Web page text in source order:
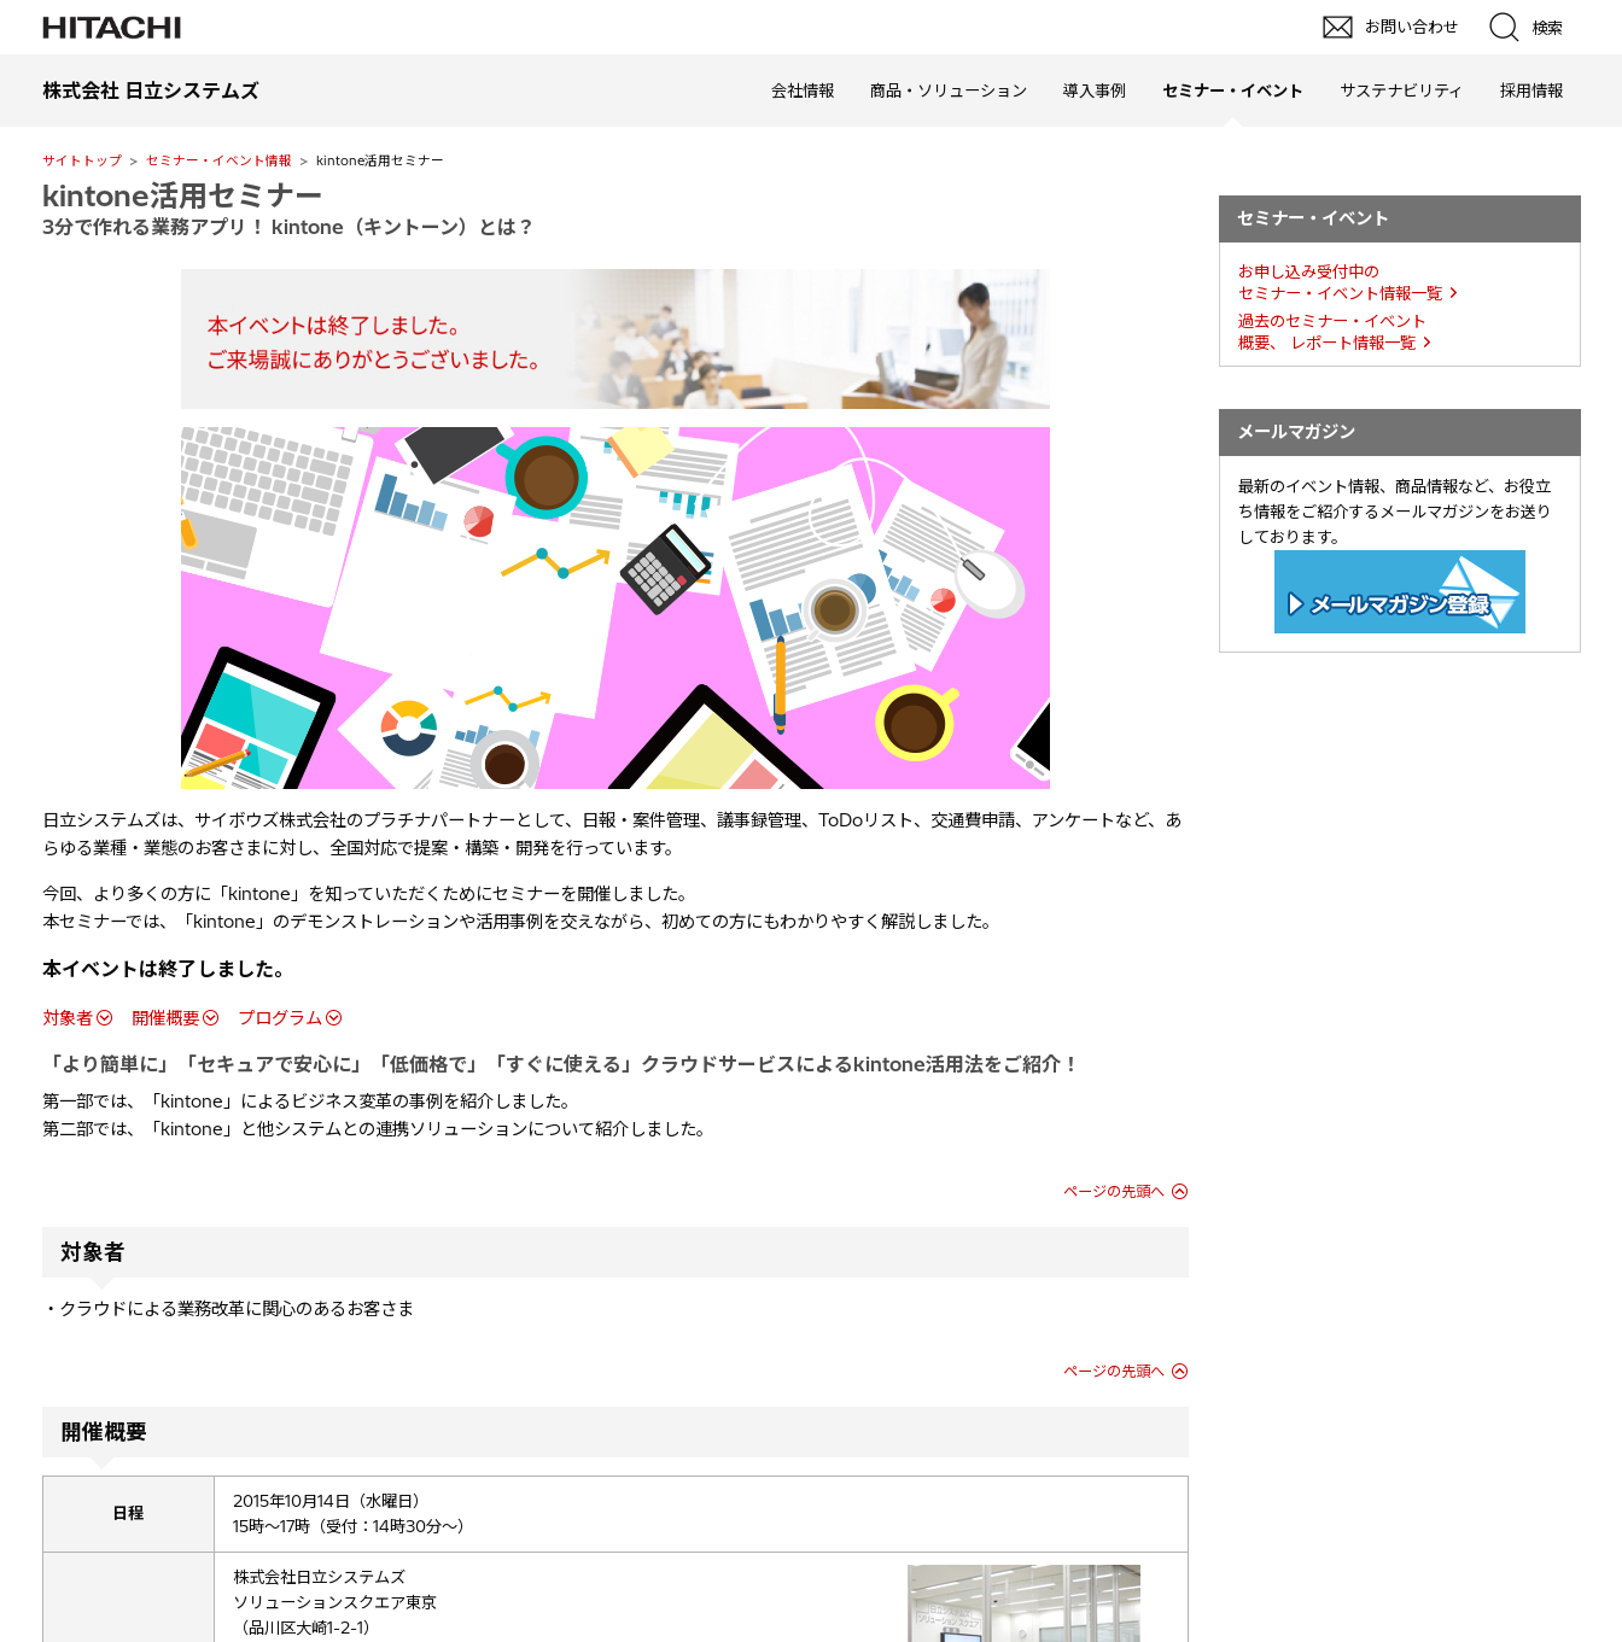
お問い合わせ 検索
株式会社 日立システムズ 会社情報 商品・ソリューション 導入事例 セミナー・イベント サステナビリティ 採用情報
サイトトップ セミナー・イベント情報 kintone活用セミナー
kintone活用セミナー
3分で作れる業務アプリ！ kintone（キントーン）とは？
日立システムズは、サイボウズ株式会社のプラチナパートナーとして、日報・案件管理、議事録管理、ToDoリスト、交通費申請、アンケートなど、あ
らゆる業種・業態のお客さまに対し、全国対応で提案・構築・開発を行っています。
今回、より多くの方に「kintone」を知っていただくためにセミナーを開催しました。
本セミナーでは、「kintone」のデモンストレーションや活用事例を交えながら、初めての方にもわかりやすく解説しました。
本イベントは終了しました。
対象者 開催概要 プログラム
「より簡単に」「セキュアで安心に」「低価格で」「すぐに使える」クラウドサービスによるkintone活用法をご紹介！
第一部では、「kintone」によるビジネス変革の事例を紹介しました。
第二部では、「kintone」と他システムとの連携ソリューションについて紹介しました。
ページの先頭へ
対象者
・クラウドによる業務改革に関心のあるお客さま
ページの先頭へ
開催概要
日程
2015年10月14日（水曜日）
15時～17時（受付：14時30分～）
株式会社日立システムズ
ソリューションスクエア東京
（品川区大崎1-2-1）
セミナー・イベント
お申し込み受付中の
セミナー・イベント情報一覧
過去のセミナー・イベント
概要、 レポート情報一覧
メールマガジン
最新のイベント情報、商品情報など、お役立
ち情報をご紹介するメールマガジンをお送り
しております。